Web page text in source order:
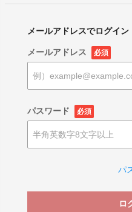
メールアドレスでログイン
メールアドレス 必須
パスワード 必須
パ
ロ